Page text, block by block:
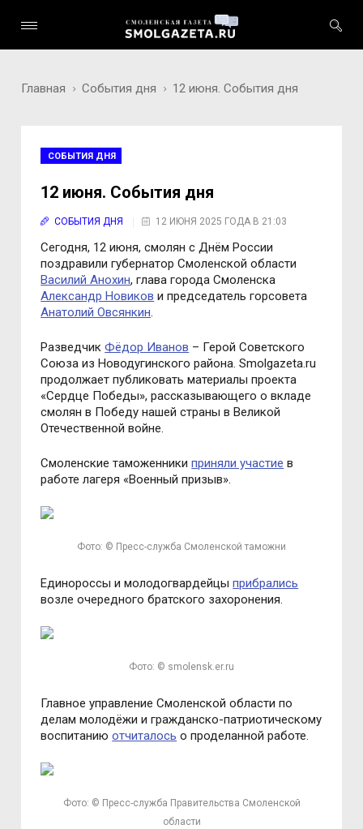
Главная События дня 12 июня. События дня
СОБЫТИЯ ДНЯ
12 июня. События дня
СОБЫТИЯ ДНЯ 12 ИЮНЯ 2025 ГОДА В 21:03
Сегодня, 12 июня, смолян с Днём России
поздравили губернатор Смоленской области
Василий Анохин, глава города Смоленска
Александр Новиков и председатель горсовета
Анатолий Овсянкин.
РазведчикФёдор Иванов – Герой Советского
Союза из Новодугинского района. Smolgazeta.ru
продолжает публиковать материалы проекта
«Сердце Победы», рассказывающего о вкладе
смолян в Победу нашей страны в Великой
Отечественной войне.
Смоленские таможенникиприняли участие в
работе лагеря «Военный призыв».
Фото: © Пресс-служба Смоленской таможни
Единороссы и молодогвардейцыприбрались
возле очередного братского захоронения.
Фото: © smolensk.er.ru
Главное управление Смоленской области по
делам молодёжи и гражданско-патриотическому
воспитаниюотчиталось о проделанной работе.
Фото: © Пресс-служба Правительства Смоленской
области